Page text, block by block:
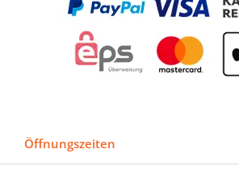
Öffnungszeiten